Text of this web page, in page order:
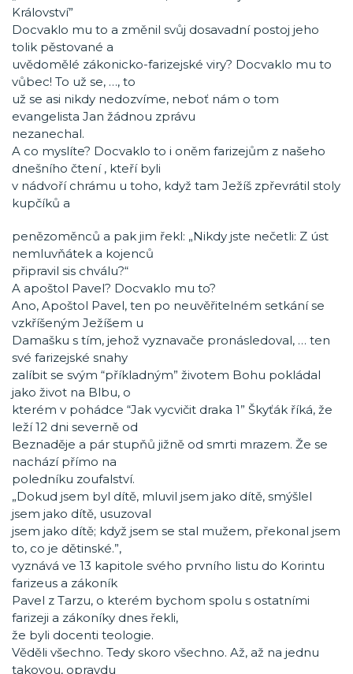
Království”
Docvaklo mu to a změnil svůj dosavadní postoj jeho
tolik pěstované a
uvědomělé zákonicko-farizejské viry? Docvaklo mu to
vůbec! To už se, …, to
už se asi nikdy nedozvíme, neboť nám o tom
evangelista Jan žádnou zprávu
nezanechal.
A co myslíte? Docvaklo to i oněm farizejům z našeho
dnešního čtení , kteří byli
v nádvoří chrámu u toho, když tam Ježíš zpřevrátil stoly
kupčíků a
penězoměnců a pak jim řekl: „Nikdy jste nečetli: Z úst
nemluvňátek a kojenců
připravil sis chválu?“
A apoštol Pavel? Docvaklo mu to?
Ano, Apoštol Pavel, ten po neuvěřitelném setkání se
vzkříšeným Ježíšem u
Damašku s tím, jehož vyznavače pronásledoval, … ten
své farizejské snahy
zalíbit se svým “příkladným” životem Bohu pokládal
jako život na Blbu, o
kterém v pohádce “Jak vycvičit draka 1” Škyťák říká, že
leží 12 dni severně od
Beznaděje a pár stupňů jižně od smrti mrazem. Že se
nachází přímo na
poledníku zoufalství.
„Dokud jsem byl dítě, mluvil jsem jako dítě, smýšlel
jsem jako dítě, usuzoval
jsem jako dítě; když jsem se stal mužem, překonal jsem
to, co je dětinské.”,
vyznává ve 13 kapitole svého prvního listu do Korintu
farizeus a zákoník
Pavel z Tarzu, o kterém bychom spolu s ostatními
farizeji a zákoníky dnes řekli,
že byli docenti teologie.
Věděli všechno. Tedy skoro všechno. Až, až na jednu
takovou, opravdu